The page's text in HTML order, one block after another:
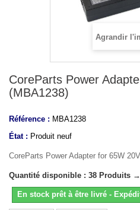
Agrandir
CoreParts Power
(MBA1238)
Référence : MBA1238
État : Produit neuf
CoreParts Power Adapter for 65W
Quantité disponible : 38 Produits →
En stock prêt à être livré -